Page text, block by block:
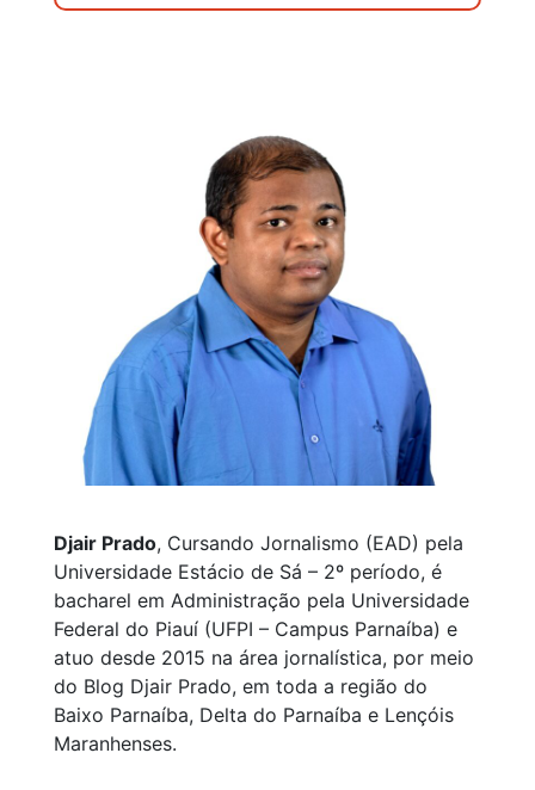
Djair Prado, Cursando Jornalismo (EAD) pela
Universidade Estácio de Sá – 2º período, é
bacharel em Administração pela Universidade
Federal do Piauí (UFPI – Campus Parnaíba) e
atuo desde 2015 na área jornalística, por meio
do Blog Djair Prado, em toda a região do
Baixo Parnaíba, Delta do Parnaíba e Lençóis
Maranhenses.